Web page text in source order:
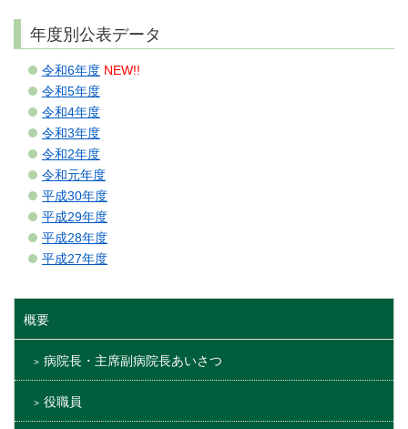
年度別公表データ
令和6年度 NEW!!
令和5年度
令和4年度
令和3年度
令和2年度
令和元年度
平成30年度
平成29年度
平成28年度
平成27年度
概要
病院長・主席副病院長あいさつ
役職員